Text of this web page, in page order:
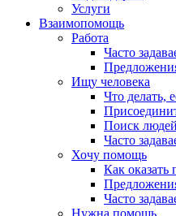
Услуги
Взаимопомощь
Работа
Часто
Ищу человека
Что делать,
Поиск людей
Часто
Хочу помощь
Как оказать
Часто
Нужна помощь